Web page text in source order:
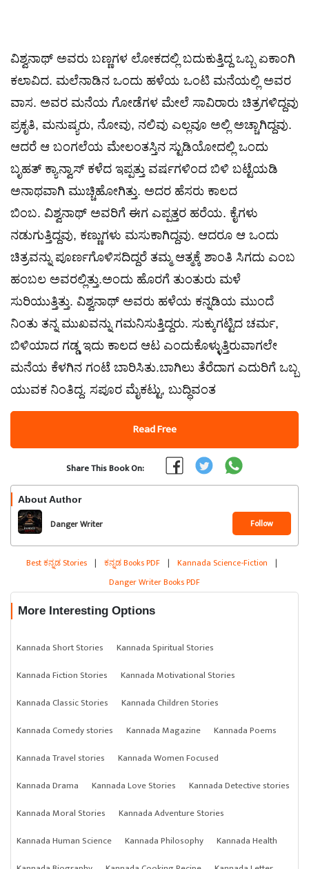
ವಿಶ್ವನಾಥ್ ಅವರು ಬಣ್ಣಗಳ ಲೋಕದಲ್ಲಿ ಬದುಕುತ್ತಿದ್ದ ಒಬ್ಬ ಏಕಾಂಗಿ
ಕಲಾವಿದ. ಮಲೆನಾಡಿನ ಒಂದು ಹಳೆಯ ಒಂಟಿ ಮನೆಯಲ್ಲಿ ಅವರ
ವಾಸ. ಅವರ ಮನೆಯ ಗೋಡೆಗಳ ಮೇಲೆ ಸಾವಿರಾರು ಚಿತ್ರಗಳಿದ್ದವು
ಪ್ರಕೃತಿ, ಮನುಷ್ಯರು, ನೋವು, ನಲಿವು ಎಲ್ಲವೂ ಅಲ್ಲಿ ಅಚ್ಚಾಗಿದ್ದವು.
ಆದರೆ ಆ ಬಂಗಲೆಯ ಮೇಲಂತಸ್ತಿನ ಸ್ಟುಡಿಯೋದಲ್ಲಿ ಒಂದು
ಬೃಹತ್ ಕ್ಯಾನ್ವಾಸ್ ಕಳೆದ ಇಪ್ಪತ್ತು ವರ್ಷಗಳಿಂದ ಬಿಳಿ ಬಟ್ಟೆಯಡಿ
ಅನಾಥವಾಗಿ ಮುಚ್ಚಿಹೋಗಿತ್ತು. ಅದರ ಹೆಸರು ಕಾಲದ
ಬಿಂಬ. ವಿಶ್ವನಾಥ್ ಅವರಿಗೆ ಈಗ ಎಪ್ಪತ್ತರ ಹರೆಯ. ಕೈಗಳು
ನಡುಗುತ್ತಿದ್ದವು, ಕಣ್ಣುಗಳು ಮಸುಕಾಗಿದ್ದವು. ಆದರೂ ಆ ಒಂದು
ಚಿತ್ರವನ್ನು ಪೂರ್ಣಗೊಳಿಸದಿದ್ದರೆ ತಮ್ಮ ಆತ್ಮಕ್ಕೆ ಶಾಂತಿ ಸಿಗದು ಎಂಬ
ಹಂಬಲ ಅವರಲ್ಲಿತ್ತು.ಅಂದು ಹೊರಗೆ ತುಂತುರು ಮಳೆ
ಸುರಿಯುತ್ತಿತ್ತು. ವಿಶ್ವನಾಥ್ ಅವರು ಹಳೆಯ ಕನ್ನಡಿಯ ಮುಂದೆ
ನಿಂತು ತನ್ನ ಮುಖವನ್ನು ಗಮನಿಸುತ್ತಿದ್ದರು. ಸುಕ್ಕುಗಟ್ಟಿದ ಚರ್ಮ,
ಬಿಳಿಯಾದ ಗಡ್ಡ ಇದು ಕಾಲದ ಆಟ ಎಂದುಕೊಳ್ಳುತ್ತಿರುವಾಗಲೇ
ಮನೆಯ ಕೆಳಗಿನ ಗಂಟೆ ಬಾರಿಸಿತು.ಬಾಗಿಲು ತೆರೆದಾಗ ಎದುರಿಗೆ ಒಬ್ಬ
ಯುವಕ ನಿಂತಿದ್ದ. ಸಪೂರ ಮೈಕಟ್ಟು, ಬುದ್ಧಿವಂತ
Read Free
Share This Book On:
About Author
Danger Writer Follow
Best ಕನ್ನಡ Stories | ಕನ್ನಡ Books PDF | Kannada Science-Fiction |
Danger Writer Books PDF
More Interesting Options
Kannada Short Stories
Kannada Spiritual Stories
Kannada Fiction Stories
Kannada Motivational Stories
Kannada Classic Stories
Kannada Children Stories
Kannada Comedy stories
Kannada Magazine
Kannada Poems
Kannada Travel stories
Kannada Women Focused
Kannada Drama
Kannada Love Stories
Kannada Detective stories
Kannada Moral Stories
Kannada Adventure Stories
Kannada Human Science
Kannada Philosophy
Kannada Health